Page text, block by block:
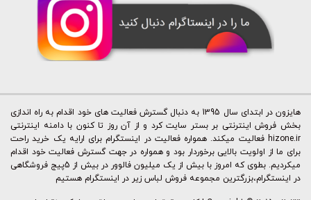
هایزون در ابتدای سال 1395 به دنبال گسترش فعالیت های خود اقدام به راه اندازی
بخش فروش اینترنتی بر بستر سایت کرد و از آن روز تا کنون با دامنه اینترنتی
hizone.ir فعالیت میکند. همواره فعالیت در اینستگرام برای ارایه یک خرید راحت
برای ما از اولویت بالایی برخوردار بود و همواره در جهت گسترش فعالیت خود اقدام
میکردیم. بطوی که امروز با بیش از یک میلیون فالوور در بیش از 5پیج فروشگاهی
در اینستگرام،بزرگترین مجموعه فروش لباس زیر در اینستگرام هستیم